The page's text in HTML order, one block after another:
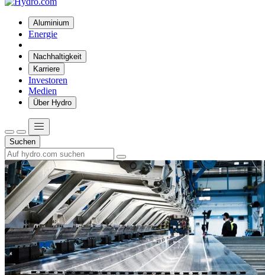
Aluminium
Energie
Nachhaltigkeit
Karriere
Investoren
Medien
Über Hydro
Suchen